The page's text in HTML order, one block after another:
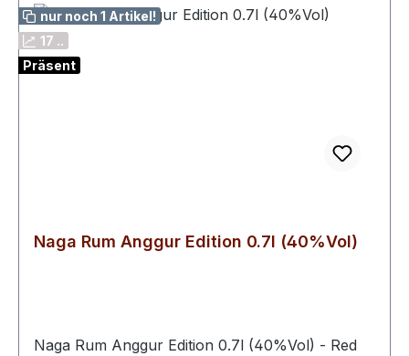
nur noch 1 Artikel!
17 ..
Präsent
Naga Rum Anggur Edition 0.7l (40%Vol)
Naga Rum Anggur Edition 0.7l (40%Vol) - Red